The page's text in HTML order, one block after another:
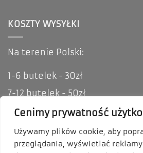
Cenimy prywatność
Używamy plików cookie, aby
przeglądania, wyświetlać
KOSZTY WYSYŁKI
Na terenie Polski:
1-6 butelek - 30zł
7-12 butelek - 50zł
Oferujemy możliwość odbioru